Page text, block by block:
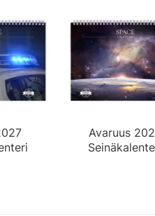
Avaruus